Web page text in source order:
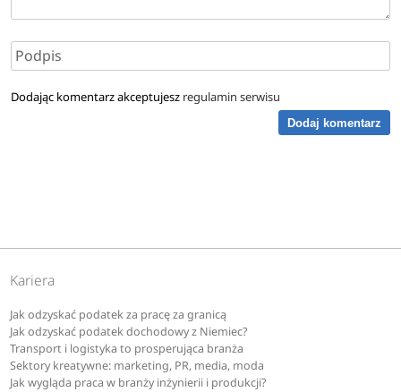
Dodając komentarz akceptujesz regulamin serwisu
Dodaj komentarz
Kariera
Jak odzyskać podatek za pracę za granicą
Jak odzyskać podatek dochodowy z Niemiec?
Transport i logistyka to prosperująca branża
Sektory kreatywne: marketing, PR, media, moda
Jak wygląda praca w branży inżynierii i produkcji?